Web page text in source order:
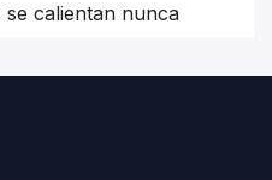
se calientan nunca